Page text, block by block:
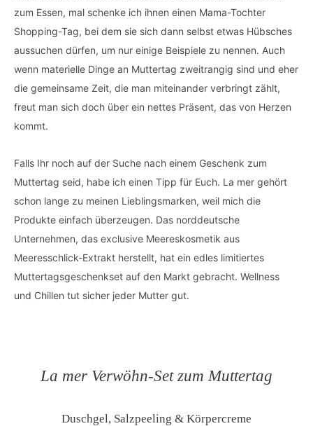
zum Essen, mal schenke ich ihnen einen Mama-Tochter
Shopping-Tag, bei dem sie sich dann selbst etwas Hübsches
aussuchen dürfen, um nur einige Beispiele zu nennen. Auch
wenn materielle Dinge an Muttertag zweitrangig sind und eher
die gemeinsame Zeit, die man miteinander verbringt zählt,
freut man sich doch über ein nettes Präsent, das von Herzen
kommt.
Falls Ihr noch auf der Suche nach einem Geschenk zum
Muttertag seid, habe ich einen Tipp für Euch. La mer gehört
schon lange zu meinen Lieblingsmarken, weil mich die
Produkte einfach überzeugen. Das norddeutsche
Unternehmen, das exclusive Meereskosmetik aus
Meeresschlick-Extrakt herstellt, hat ein edles limitiertes
Muttertagsgeschenkset auf den Markt gebracht. Wellness
und Chillen tut sicher jeder Mutter gut.
La mer Verwöhn-Set zum Muttertag
Duschgel, Salzpeeling & Körpercreme